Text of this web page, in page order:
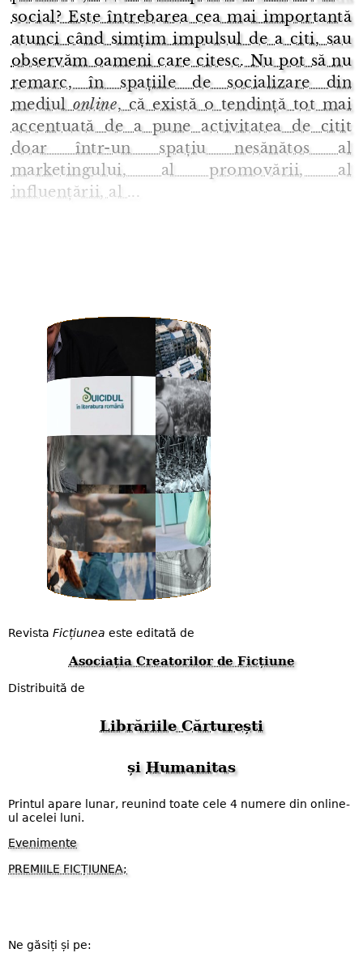
social? Este întrebarea cea mai importantă
atunci când simțim impulsul de a citi, sau
observăm oameni care citesc. Nu pot să nu
remarc, în spațiile de socializare din
mediulonline, că există o tendință tot mai
accentuată de a pune activitatea de citit
doar într-un spațiu nesănătos al
marketingului, al promovării, al
influențării, al ...
Revista Ficțiunea este editată de
Asociația Creatorilor de Ficțiune
Distribuită de
Librăriile Cărturești
șiHumanitas
Printul apare lunar, reunind toate cele 4 numere din online-
ul acelei luni.
Evenimente
PREMIILE FICȚIUNEA;
Ne găsiți și pe: